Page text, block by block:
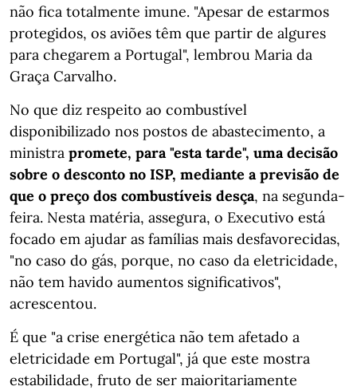
não fica totalmente imune. "Apesar de estarmos
protegidos, os aviões têm que partir de algures
para chegarem a Portugal", lembrou Maria da
Graça Carvalho.
No que diz respeito ao combustível
disponibilizado nos postos de abastecimento, a
ministra promete, para "esta tarde", uma decisão
sobre o desconto no ISP, mediante a previsão de
que o preço dos combustíveis desça, na segunda-
feira. Nesta matéria, assegura, o Executivo está
focado em ajudar as famílias mais desfavorecidas,
"no caso do gás, porque, no caso da eletricidade,
não tem havido aumentos significativos",
acrescentou.
É que "a crise energética não tem afetado a
eletricidade em Portugal", já que este mostra
estabilidade, fruto de ser maioritariamente